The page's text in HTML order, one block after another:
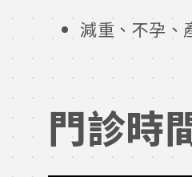
減重、不孕、
門診時